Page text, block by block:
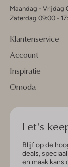
Maandag - Vrijdag
Zaterdag 09:00 -
Klantenservice
Account
Inspiratie
Omoda
Let's
Blijf op de
deals,
en maak kans